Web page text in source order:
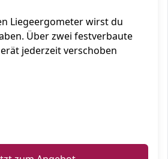
Sicherheit geprüft
Liegeergometer wirst du
Über zwei festverbaute
jederzeit verschoben